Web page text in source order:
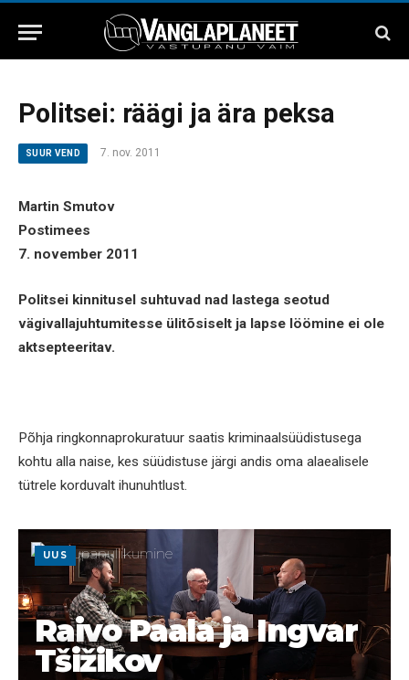
Politsei: räägi ja ära peksa
SUUR VEND 7. nov. 2011
Martin Smutov
Postimees
7. november 2011
Politsei kinnitusel suhtuvad nad lastega seotud
vägivallajuhtumitesse ülitõsiselt ja lapse löömine ei ole
aktsepteeritav.
Põhja ringkonnaprokuratuur saatis kriminaalsüüdistusega
kohtu alla naise, kes süüdistuse järgi andis oma alaealisele
tütrele korduvalt ihunuhtlust.
UUS
Raivo Paala ja Ingvar
Tšižikov